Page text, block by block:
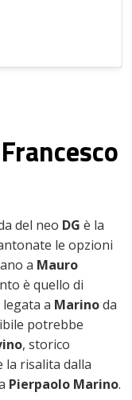
del neo DG è la
le opzioni
a Mauro
è quello di
a Marinoda
potrebbe
, storico
risalita dalla
Pierpaolo Marino.